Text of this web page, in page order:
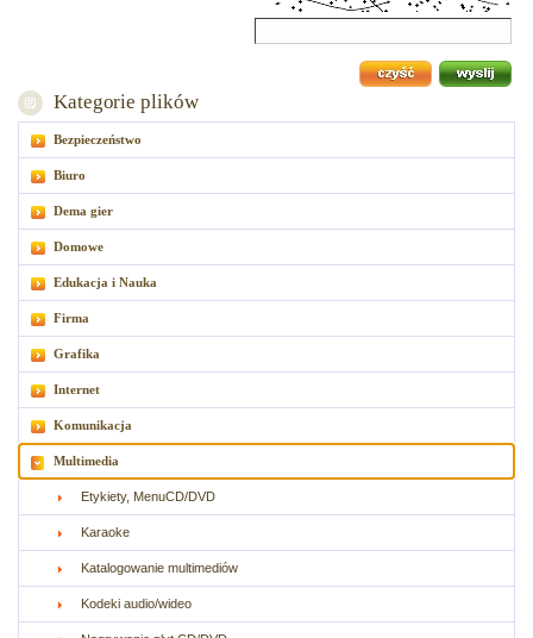
Kategorie plików
Bezpieczeństwo
Biuro
Dema gier
Domowe
Edukacja i Nauka
Firma
Grafika
Internet
Komunikacja
Multimedia
Etykiety, MenuCD/DVD
Karaoke
Katalogowanie multimediów
Kodeki audio/wideo